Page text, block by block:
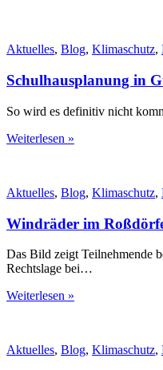
Aktuelles, Blog, Klimaschutz,
Schulhausplanung in
So wird es definitiv nicht
Weiterlesen »
Aktuelles, Blog, Klimaschutz,
Windräder im
Das Bild zeigt Teilnehmende
Rechtslage bei…
Weiterlesen »
Aktuelles, Blog, Klimaschutz,